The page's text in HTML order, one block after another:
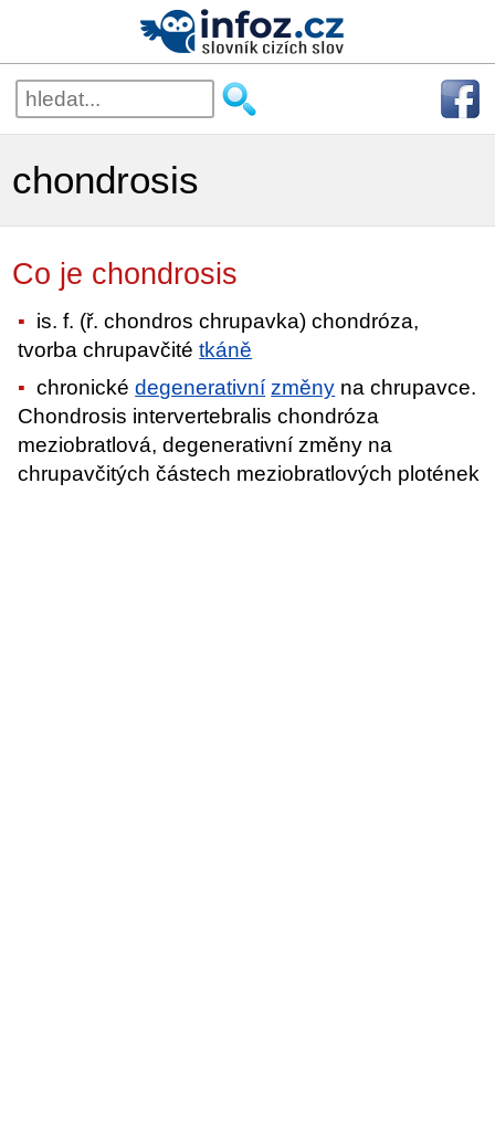
chondrosis
Co je chondrosis
is. f. (ř. chondros chrupavka) chondróza,
tvorba chrupavčitétkáně
chronickédegenerativní změny na chrupavce.
Chondrosis intervertebralis chondróza
meziobratlová, degenerativní změny na
chrupavčitých částech meziobratlových plotének